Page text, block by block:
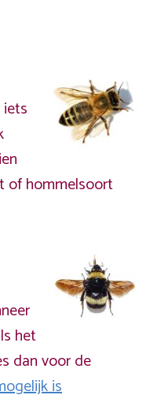
of hommelsoort
het
dan voor de
is